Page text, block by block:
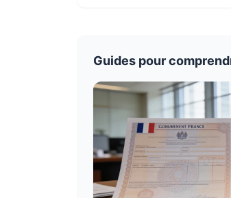
Guides pour